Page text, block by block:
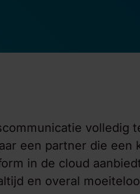
volledig
een partner die een
in de cloud
en overal